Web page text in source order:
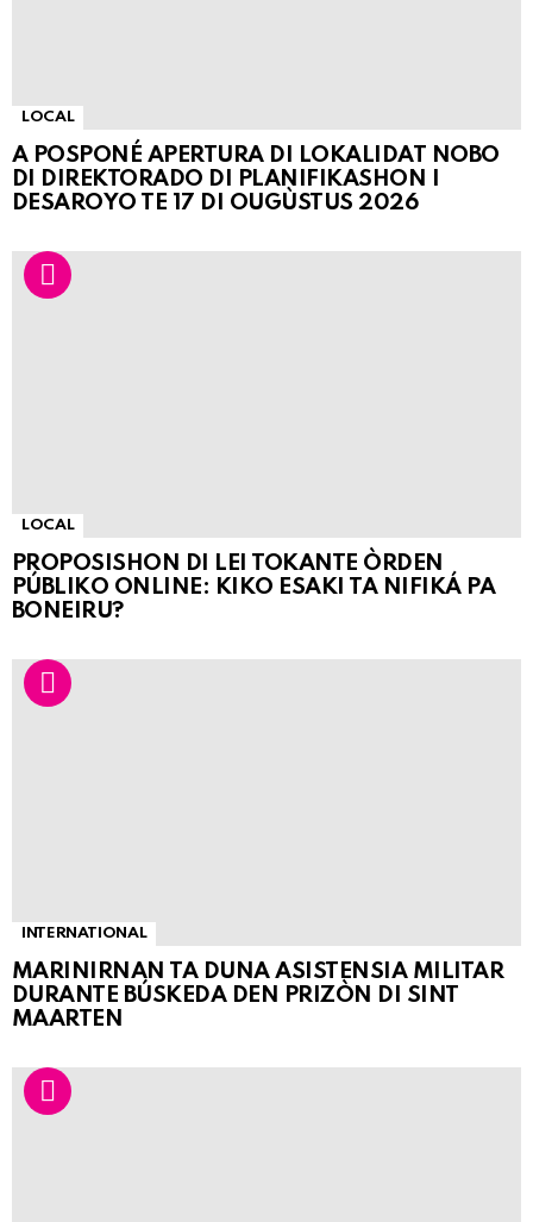
LOCAL
A POSPONÉ APERTURA DI LOKALIDAT NOBO
DI DIREKTORADO DI PLANIFIKASHON I
DESAROYO TE 17 DI OUGÙSTUS 2026
LOCAL
PROPOSISHON DI LEI TOKANTE ÒRDEN
PÚBLIKO ONLINE: KIKO ESAKI TA NIFIKÁ PA
BONEIRU?
INTERNATIONAL
MARINIRNAN TA DUNA ASISTENSIA MILITAR
DURANTE BÚSKEDA DEN PRIZÒN DI SINT
MAARTEN